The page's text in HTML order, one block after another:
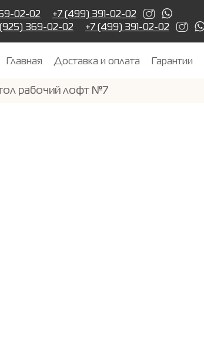
02-02
+7 (499) 391-02-02
(925) 369-02-02 +7 (499) 391-02-02
Главная Доставка и оплата Гарантии
рабочий лофт №7